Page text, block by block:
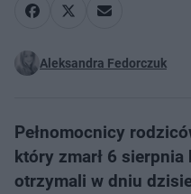
Aleksandra Fedorczuk
Pełnomocnicy
który zmarł 6
otrzymali w dniu